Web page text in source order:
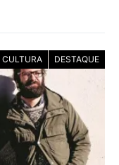
CULTURA DESTAQUE